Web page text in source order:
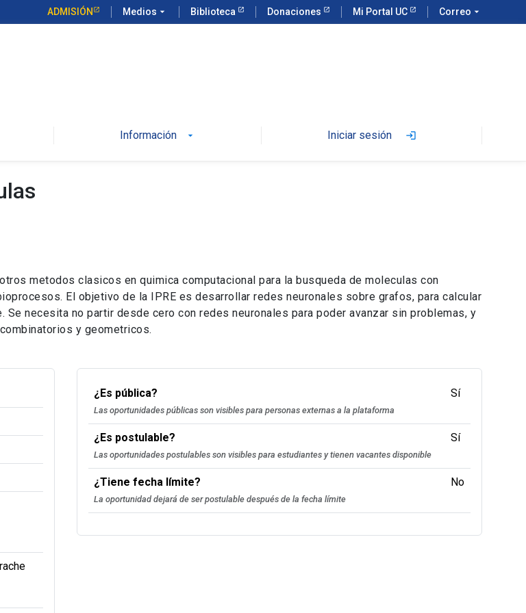
ADMISIÓN Medios arrow_drop_down Biblioteca Donaciones Mi Portal UC Correo arrow_drop_down
Información arrow_drop_down Iniciar sesión login
metodos clasicos en quimica computacional para la busqueda de moleculas con
El objetivo de la IPRE es desarrollar redes neuronales sobre grafos, para calcular
necesita no partir desde cero con redes neuronales para poder avanzar sin problemas, y
y geometricos.
¿Es pública?
Las oportunidades públicas son visibles para personas externas a la plataforma
Sí
¿Es postulable?
Las oportunidades postulables son visibles para estudiantes y tienen vacantes disponible
Sí
¿Tiene fecha límite?
La oportunidad dejará de ser postulable después de la fecha límite
No